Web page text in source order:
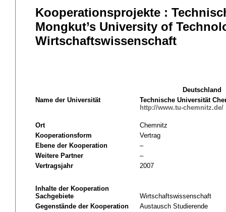
Kooperationsprojekte :
Mongkut’s University of
Wirtschaftswissenschaft
Deutschland
Name der Universität
Technische Universität
http://www.tu-chemnitz.de/
Ort
Chemnitz
Kooperationsform
Vertrag
Ebene der Kooperation
–
Weitere Partner
–
Vertragsjahr
2007
Inhalte der Kooperation
Sachgebiete
Wirtschaftswissenschaft
Gegenstände der Kooperation
Austausch Studierende